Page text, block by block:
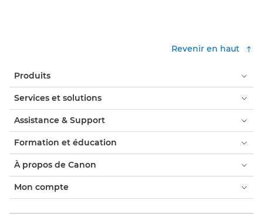
Revenir en haut
Produits
Services et solutions
Assistance & Support
Formation et éducation
À propos de Canon
Mon compte